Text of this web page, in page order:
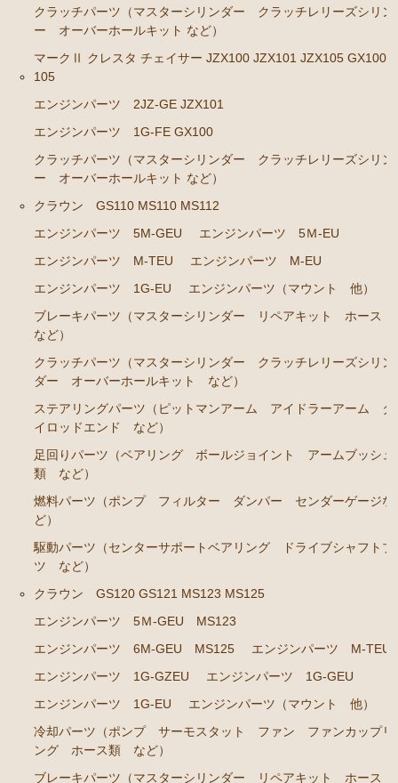
ブレーキパーツ（マスターシリンダー リペアキッ
ト ホース など）
クラッチパーツ（マスターシリンダー クラッチレリ
ツ ラックエンド タイロッドエンド など）
燃料パーツ（ポンプ フィルター ダンパー センダ
ーゲージなど）
カローラ スプリンター カローラFX
エンジンパーツ 4A-GELU
80年代、90年代その他
クラッチパーツ（マスターシリンダー クラッチレリ
ーズシリンダー オーバーホールキット など）
エンジンパーツ
汎用品
添加剤 漏れ止め剤（エンジン ラジエーター パワー
クラッチパーツ（マスターシリンダー クラッチレリーズシリン
ー オーバーホールキット など）
マークⅡ クレスタ チェイサー JZX100 JZX101 JZX105 GX100
105
エンジンパーツ 2JZ-GE JZX101
エンジンパーツ 1G-FE GX100
クラッチパーツ（マスターシリンダー クラッチレリーズシリン
ー オーバーホールキット など）
クラウン GS110 MS110 MS112
エンジンパーツ 5M-GEU
エンジンパーツ 5Ｍ-EU
エンジンパーツ M-TEU
エンジンパーツ M-EU
エンジンパーツ 1G-EU
エンジンパーツ（マウント 他）
ブレーキパーツ（マスターシリンダー リペアキット ホース
など）
クラッチパーツ（マスターシリンダー クラッチレリーズシリン
ダー オーバーホールキット など）
ステアリングパーツ（ピットマンアーム アイドラーアーム タ
イロッドエンド など）
足回りパーツ（ベアリング ボールジョイント アームブッシュ
類 など）
燃料パーツ（ポンプ フィルター ダンパー センダーゲージな
ど）
駆動パーツ（センターサポートベアリング ドライブシャフトブ
ツ など）
クラウン GS120 GS121 MS123 MS125
エンジンパーツ 5Ｍ-GEU MS123
エンジンパーツ 6M-GEU MS125
エンジンパーツ M-TEU
エンジンパーツ 1G-GZEU
エンジンパーツ 1G-GEU
エンジンパーツ 1G-EU
エンジンパーツ（マウント 他）
冷却パーツ（ポンプ サーモスタット ファン ファンカップリ
ング ホース類 など）
ブレーキパーツ（マスターシリンダー リペアキット ホース